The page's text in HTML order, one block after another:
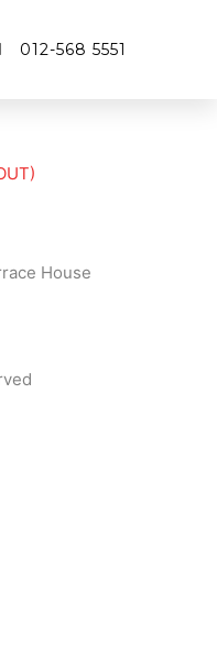
012-568 5551
House